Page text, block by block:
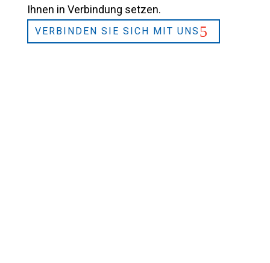
Ihnen in Verbindung setzen.
VERBINDEN SIE SICH MIT UNS